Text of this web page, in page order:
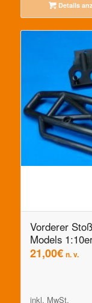
Details
Vorderer
Models
21,00€ n. v.
inkl. MwSt.